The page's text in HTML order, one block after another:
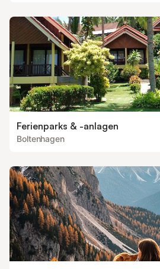
Ferienparks & -anlagen
Boltenhagen